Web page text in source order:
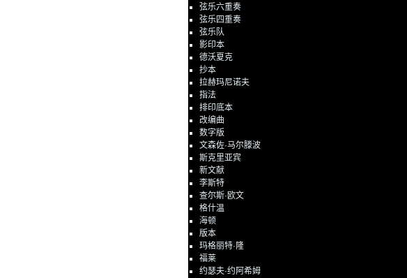
弦乐六重奏
弦乐四重奏
弦乐队
影印本
德沃夏克
抄本
拉赫玛尼诺夫
指法
排印底本
改编曲
数字版
文森佐·马尔滕波
斯克里亚宾
新文献
李斯特
查尔斯·欧文
格什温
海顿
版本
玛格丽特·隆
福莱
约瑟夫·约阿希姆